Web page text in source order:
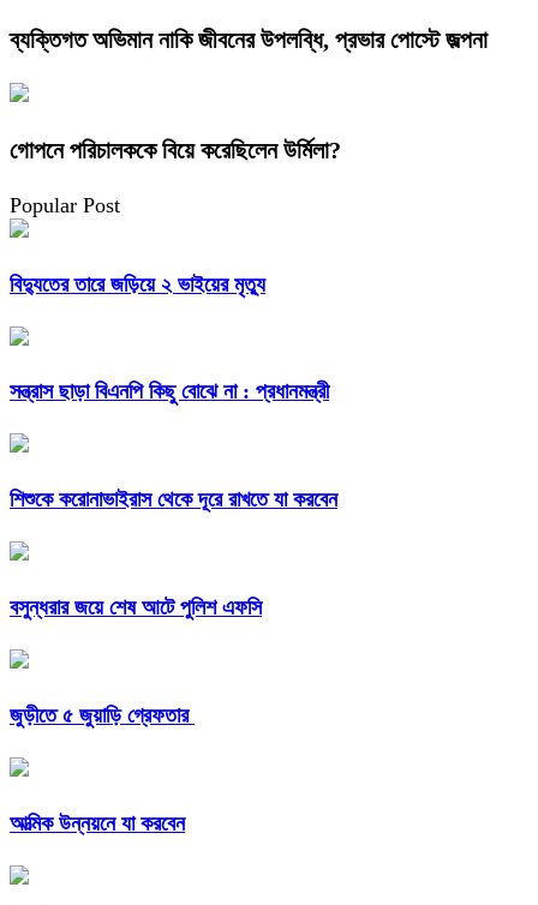
ব্যক্তিগত অভিমান নাকি জীবনের উপলব্ধি, প্রভার পোস্টে জল্পনা
গোপনে পরিচালককে বিয়ে করেছিলেন উর্মিলা?
Popular Post
বিদ্যুতের তারে জড়িয়ে ২ ভাইয়ের মৃত্যু
সন্ত্রাস ছাড়া বিএনপি কিছু বোঝে না : প্রধানমন্ত্রী
শিশুকে করোনাভাইরাস থেকে দূরে রাখতে যা করবেন
বসুন্ধরার জয়ে শেষ আটে পুলিশ এফসি
জুড়ীতে ৫ জুয়াড়ি গ্রেফতার
আত্মিক উন্নয়নে যা করবেন